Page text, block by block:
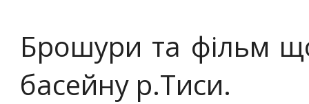
Брошури та фільм
басейну р.Тиси.